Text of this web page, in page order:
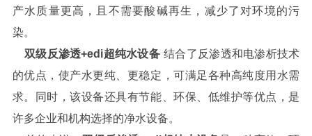
产水质量更高，且不需要酸碱再生，减少了对环境的污
染。
双级反渗透+edi超纯水设备 结合了反渗透和电渗析技术
的优点，使产水更纯、更稳定，可满足各种高纯度用水需
求。同时，该设备还具有节能、环保、低维护等优点，是
许多企业和机构选择的净水设备。